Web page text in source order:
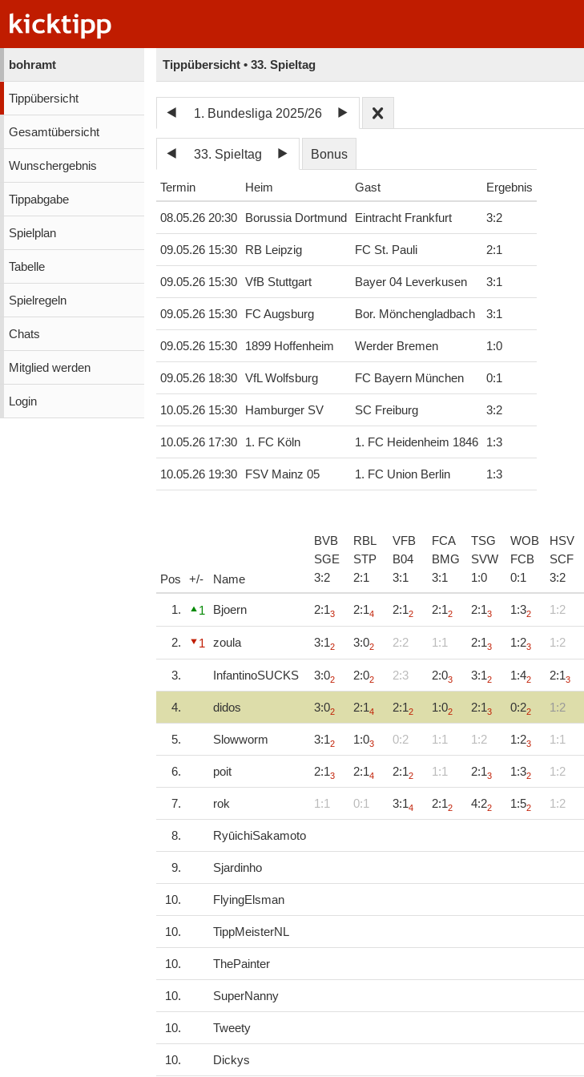
bohramt
Tippübersicht
Gesamtübersicht
Wunschergebnis
Tippabgabe
Spielplan
Tabelle
Spielregeln
Chats
Mitglied werden
Login
Tippübersicht • 33. Spieltag
1. Bundesliga 2025/26
33. Spieltag Bonus
Termin Heim Gast Ergebnis
08.05.26 20:30 Borussia Dortmund Eintracht Frankfurt 3:2
09.05.26 15:30 RB Leipzig FC St. Pauli 2:1
09.05.26 15:30 VfB Stuttgart Bayer 04 Leverkusen 3:1
09.05.26 15:30 FC Augsburg Bor. Mönchengladbach 3:1
09.05.26 15:30 1899 Hoffenheim Werder Bremen 1:0
09.05.26 18:30 VfL Wolfsburg FC Bayern München 0:1
10.05.26 15:30 Hamburger SV SC Freiburg 3:2
10.05.26 17:30 1. FC Köln 1. FC Heidenheim 1846 1:3
10.05.26 19:30 FSV Mainz 05 1. FC Union Berlin 1:3
Pos +/- Name
BVB
SGE
3:2
RBL
STP
2:1
VFB
B04
3:1
FCA
BMG
3:1
TSG
SVW
1:0
WOB
FCB
0:1
HSV
SCF
3:2
1. 1 Bjoern 2:13 2:14 2:12 2:12 2:13 1:32 1:2
2. 1 zoula 3:12 3:02 2:2 1:1 2:13 1:23 1:2
3. InfantinoSUCKS 3:02 2:02 2:3 2:03 3:12 1:42 2:13
4. didos 3:02 2:14 2:12 1:02 2:13 0:22 1:2
5. Slowworm 3:12 1:03 0:2 1:1 1:2 1:23 1:1
6. poit 2:13 2:14 2:12 1:1 2:13 1:32 1:2
7. rok 1:1 0:1 3:14 2:12 4:22 1:52 1:2
8. RyūichiSakamoto
9. Sjardinho
10. FlyingElsman
10. TippMeisterNL
10. ThePainter
10. SuperNanny
10. Tweety
10. Dickys